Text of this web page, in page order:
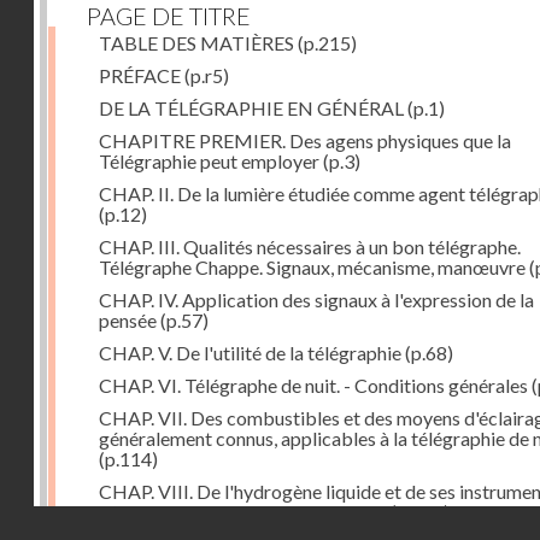
PAGE DE TITRE
TABLE DES MATIÈRES (p.215)
PRÉFACE(p.r5)
DE LA TÉLÉGRAPHIE EN GÉNÉRAL (p.1)
CHAPITRE PREMIER. Des agens physiques que la
Télégraphie peut employer(p.3)
CHAP. II. De la lumière étudiée comme agent
(p.12)
CHAP. III. Qualités nécessaires à un bon télégraphe.
Télégraphe Chappe. Signaux, mécanisme, manœuvre
CHAP. IV. Application des signaux à l'expression de la
pensée(p.57)
CHAP. V. De l'utilité de la télégraphie(p.68)
CHAP. VI. Télégraphe de nuit. - Conditions générales
CHAP. VII. Des combustibles et des moyens
généralement connus, applicables à la télégraphie de
(p.114)
CHAP. VIII. De l'hydrogène liquide et de ses
d'emploi dans la télégraphie de nuit(p.142)